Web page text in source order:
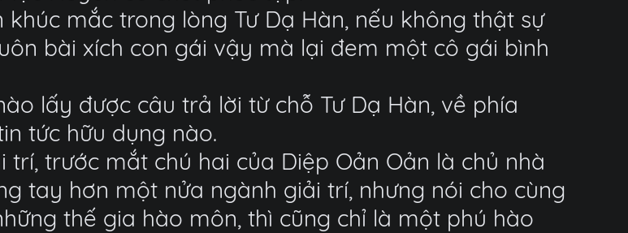
mắc trong lòng Tư Dạ Hàn, nếu không thật sự
bài xích con gái vậy mà lại đem một cô gái bình
lấy được câu trả lời từ chỗ Tư Dạ Hàn, về phía
tức hữu dụng nào.
trước mắt chú hai của Diệp Oản Oản là chủ nhà
tay hơn một nửa ngành giải trí, nhưng nói cho cùng
thế gia hào môn, thì cũng chỉ là một phú hào